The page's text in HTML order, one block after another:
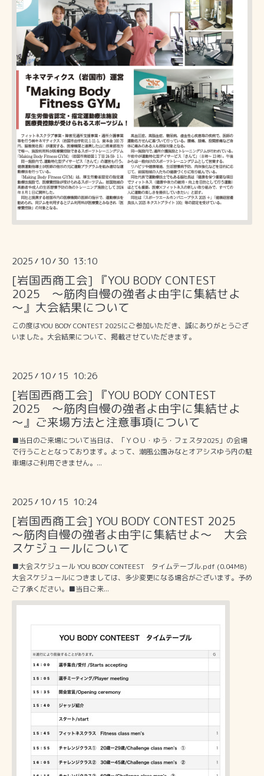
2025 / 10/ 30 13:10
[岩国西商工会] 『YOU BODY CONTEST
2025 ～筋肉自慢の強者よ由宇に集結せよ
～』大会結果について
この度はYOU BODY CONTEST 2025にご参加いただき、誠にありがとうござ
いました。大会結果について、掲載させていただきます。
2025 / 10/ 15 10:26
[岩国西商工会] 『YOU BODY CONTEST
2025 ～筋肉自慢の強者よ由宇に集結せよ
～』ご来場方法と注意事項について
■当日のご来場について当日は、「ＹＯＵ・ゆう・フェスタ2025」の会場
で行うこととなっております。よって、潮風公園みなとオアシスゆう内の駐
車場はご利用できません。...
2025 / 10/ 15 10:24
[岩国西商工会] YOU BODY CONTEST 2025
～筋肉自慢の強者よ由宇に集結せよ～ 大会
スケジュールについて
■大会スケジュール YOU BODY CONTEEST タイムテーブル.pdf (0.04MB)
大会スケジュールにつきましては、多少変更になる場合がございます。予め
ご了承ください。■当日ご来...